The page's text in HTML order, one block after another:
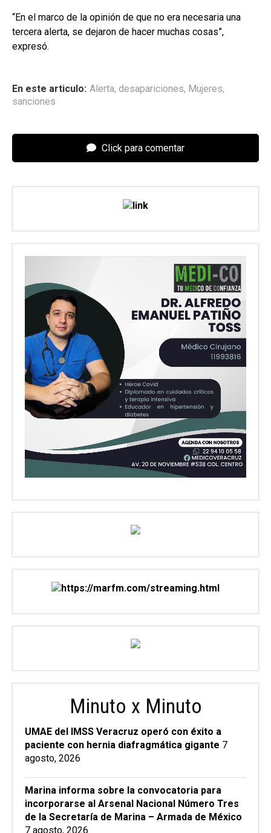
“En el marco de la opinión de que no era necesaria una
tercera alerta, se dejaron de hacer muchas cosas”,
expresó.
En este articulo: Alerta, desapariciones, Mujeres,
sanciones
Click para comentar
Minuto x Minuto
UMAE del IMSS Veracruz operó con éxito a
paciente con hernia diafragmática gigante 7
agosto, 2026
Marina informa sobre la convocatoria para
incorporarse al Arsenal Nacional Número Tres
de la Secretaría de Marina – Armada de México
7 agosto, 2026